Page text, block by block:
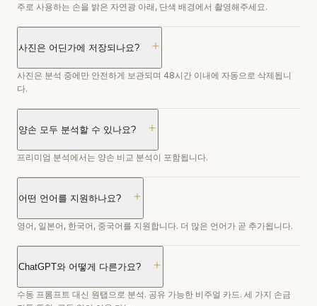
주로 사용하는 손을 밝은 자연광 아래, 단색 배경에서 촬영해주세요.
사진은 어딘가에 저장되나요?
사진은 분석 중에만 안전하게 보관되며 48시간 이내에 자동으로 삭제됩니
다.
양손 모두 분석할 수 있나요?
프리미엄 분석에서는 양손 비교 분석이 포함됩니다.
어떤 언어를 지원하나요?
영어, 일본어, 한국어, 중국어를 지원합니다. 더 많은 언어가 곧 추가됩니다.
ChatGPT와 어떻게 다른가요?
수동 프롬프트 대신 원탭으로 분석. 공유 가능한 비주얼 카드. 세 가지 손금